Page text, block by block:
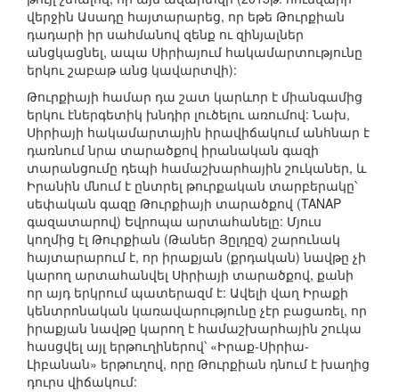
վերջին Ասադը հայտարարեց, որ եթե Թուրքիան
դադարի իր սահմանով զենք ու զինյալներ
անցկացնել, ապա Սիրիայում հակամարտությունը
երկու շաբաթ անց կավարտվի):
Թուրքիայի համար դա շատ կարևոր է միանգամից
երկու էներգետիկ խնդիր լուծելու առումով: Նախ,
Սիրիայի հակամարտային իրավիճակում անհնար է
դառնում նրա տարածքով իրանական գազի
տարանցումը դեպի համաշխարհային շուկաներ, և
Իրանին մնում է ընտրել թուրքական տարբերակը՝
սեփական գազը Թուրքիայի տարածքով (TANAP
գազատարով) Եվրոպա արտահանելը: Մյուս
կողմից էլ Թուրքիան (Թաներ Յըլդըզ) շարունակ
հայտարարում է, որ իրաքյան (քրդական) նավթը չի
կարող արտահանվել Սիրիայի տարածքով, քանի
որ այդ երկրում պատերազմ է: Ավելի վաղ Իրաքի
կենտրոնական կառավարությունը չէր բացառել, որ
իրաքյան նավթը կարող է համաշխարհային շուկա
հասցվել այլ երթուղիներով՝ «Իրաք-Սիրիա-
Լիբանան» երթուղով, որը Թուրքիան դնում է խաղից
դուրս վիճակում: